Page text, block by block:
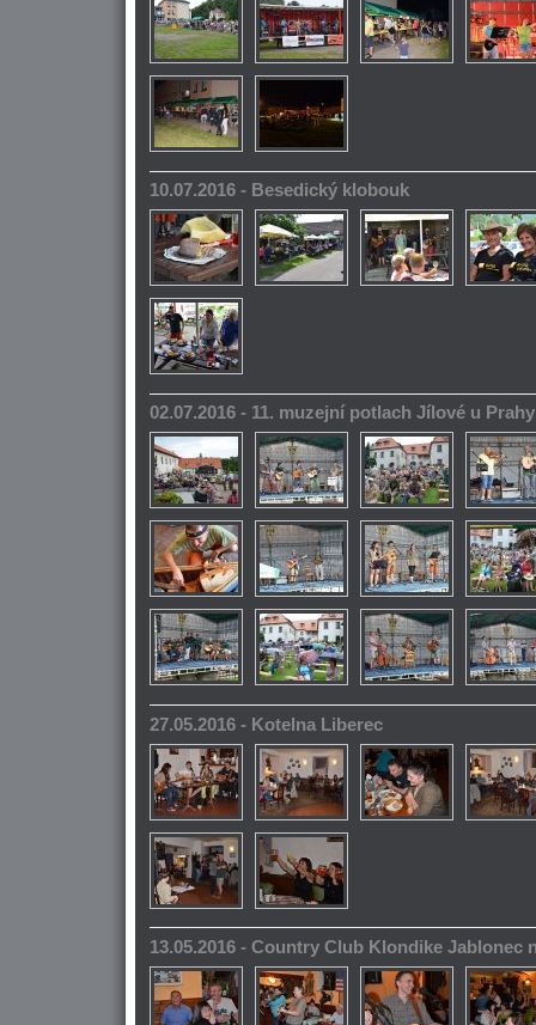
10.07.2016 - Besedický klobouk
02.07.2016 - 11. muzejní potlach Jílové u Prahy
27.05.2016 - Kotelna Liberec
13.05.2016 - Country Club Klondike Jablonec